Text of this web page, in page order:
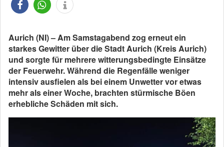
Aurich (NI) – Am Samstagabend zog erneut ein
starkes Gewitter über die Stadt Aurich (Kreis Aurich)
und sorgte für mehrere witterungsbedingte Einsätze
der Feuerwehr. Während die Regenfälle weniger
intensiv ausfielen als bei einem Unwetter vor etwas
mehr als einer Woche, brachten stürmische Böen
erhebliche Schäden mit sich.